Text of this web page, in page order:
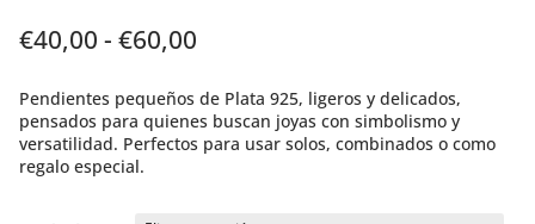
de 5 en
base a
cliente
€40,00 - €60,00
precios:
desde
€40,00
hasta
Pendientes pequeños de Plata 925, ligeros y delicados,
pensados para quienes buscan joyas con simbolismo y
versatilidad. Perfectos para usar solos, combinados o como
regalo especial.